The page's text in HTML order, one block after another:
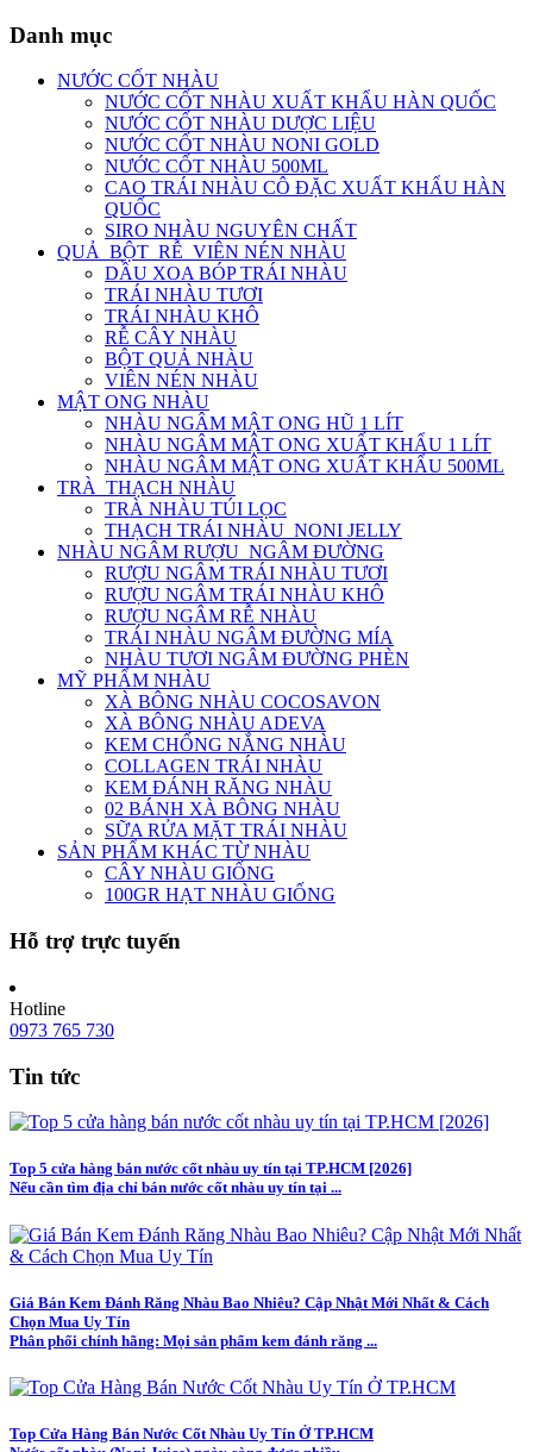
Danh mục
NƯỚC CỐT NHÀU
NƯỚC CỐT NHÀU XUẤT KHẨU HÀN QUỐC
NƯỚC CỐT NHÀU DƯỢC LIỆU
NƯỚC CỐT NHÀU NONI GOLD
NƯỚC CỐT NHÀU 500ML
CAO TRÁI NHÀU CÔ ĐẶC XUẤT KHẨU HÀN
QUỐC
SIRO NHÀU NGUYÊN CHẤT
QUẢ_BỘT_RỄ_VIÊN NÉN NHÀU
DẦU XOA BÓP TRÁI NHÀU
TRÁI NHÀU TƯƠI
TRÁI NHÀU KHÔ
RỄ CÂY NHÀU
BỘT QUẢ NHÀU
VIÊN NÉN NHÀU
MẬT ONG NHÀU
NHÀU NGÂM MẬT ONG HŨ 1 LÍT
NHÀU NGÂM MẬT ONG XUẤT KHẨU 1 LÍT
NHÀU NGÂM MẬT ONG XUẤT KHẨU 500ML
TRÀ_THẠCH NHÀU
TRÀ NHÀU TÚI LỌC
THẠCH TRÁI NHÀU_NONI JELLY
NHÀU NGÂM RƯỢU_NGÂM ĐƯỜNG
RƯỢU NGÂM TRÁI NHÀU TƯƠI
RƯỢU NGÂM TRÁI NHÀU KHÔ
RƯỢU NGÂM RỄ NHÀU
TRÁI NHÀU NGÂM ĐƯỜNG MÍA
NHÀU TƯƠI NGÂM ĐƯỜNG PHÈN
MỸ PHẨM NHÀU
XÀ BÔNG NHÀU COCOSAVON
XÀ BÔNG NHÀU ADEVA
KEM CHỐNG NẮNG NHÀU
COLLAGEN TRÁI NHÀU
KEM ĐÁNH RĂNG NHÀU
02 BÁNH XÀ BÔNG NHÀU
SỮA RỬA MẶT TRÁI NHÀU
SẢN PHẨM KHÁC TỪ NHÀU
CÂY NHÀU GIỐNG
100GR HẠT NHÀU GIỐNG
Hỗ trợ trực tuyến
Hotline
0973 765 730
Tin tức
Top 5 cửa hàng bán nước cốt nhàu uy tín tại TP.HCM [2026]
Nếu cần tìm địa chỉ bán nước cốt nhàu uy tín tại ...
Giá Bán Kem Đánh Răng Nhàu Bao Nhiêu? Cập Nhật Mới Nhất & Cách
Chọn Mua Uy Tín
Phân phối chính hãng: Mọi sản phẩm kem đánh răng ...
Top Cửa Hàng Bán Nước Cốt Nhàu Uy Tín Ở TP.HCM